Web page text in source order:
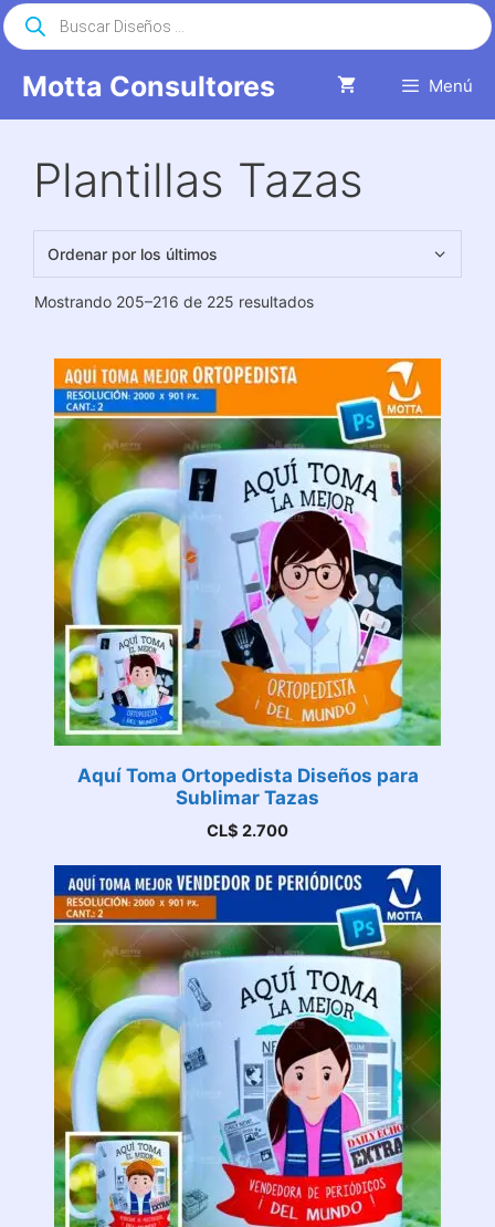
Saltar
al
Motta Consultores Menú
Búsqueda
de
productos
Plantillas Tazas
Mostrando 205–216 de 225 resultadosOrdenado
Aquí Toma Ortopedista Diseños para
Sublimar Tazas
CL$ 2.700